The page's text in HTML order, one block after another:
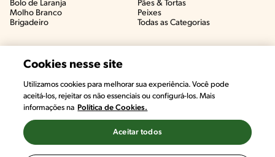
Bolo de Laranja
Molho Branco
Brigadeiro
Pães & Tortas​
Peixes
Todas as Categorias
Cookies nesse site
Utilizamos cookies para melhorar sua experiência. Você pode
aceitá-los, rejeitar os não essenciais ou configurá-los. Mais
informações na Política de Cookies.
Aceitar todos